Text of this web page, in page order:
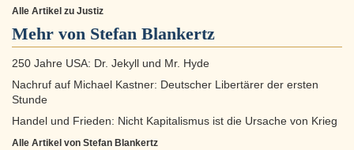
Alle Artikel zu Justiz
Mehr von Stefan Blankertz
250 Jahre USA: Dr. Jekyll und Mr. Hyde
Nachruf auf Michael Kastner: Deutscher Libertärer der ersten
Stunde
Handel und Frieden: Nicht Kapitalismus ist die Ursache von Krieg
Alle Artikel von Stefan Blankertz